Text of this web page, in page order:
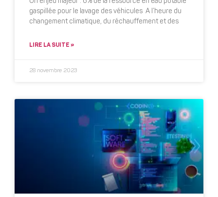
gaspillée pour le lavage des véhicules A l’heure du
changement climatique, du réchauffement et des
LIRE LA SUITE »
28 novembre 2023